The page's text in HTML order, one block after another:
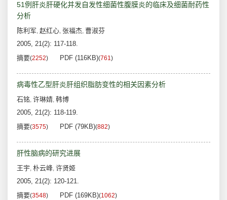
51例肝炎肝硬化并发自发性细菌性腹膜炎的临床及细菌耐药性
分析
陈利军, 赵红心, 张福杰, 曹淑芬
2005, 21(2): 117-118.
摘要(2252) PDF (116KB)(761)
病毒性乙型肝炎肝组织脂肪变性的相关因素分析
石铭, 许琳婧, 韩博
2005, 21(2): 118-119.
摘要(3575) PDF (79KB)(882)
肝性脑病的研究进展
王宇, 朴云峰, 许贤姬
2005, 21(2): 120-121.
摘要(3548) PDF (169KB)(1062)